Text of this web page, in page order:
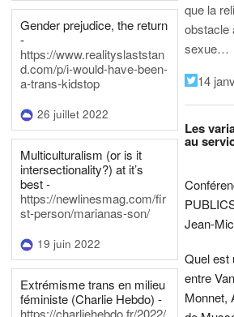
Gender prejudice, the return
-
https://www.realityslaststan
d.com/p/i-would-have-been-
a-trans-kidstop
26 juillet 2022
Multiculturalism (or is it
intersectionality?) at it’s
best -
https://newlinesmag.com/fir
st-person/marianas-son/
19 juin 2022
Extrémisme trans en milieu
féministe (Charlie Hebdo) -
https://charliehebdo.fr/2022/
que la
obstacle
sexue…
14
Les
au
Jean-
Quel est
entre
Monnet,